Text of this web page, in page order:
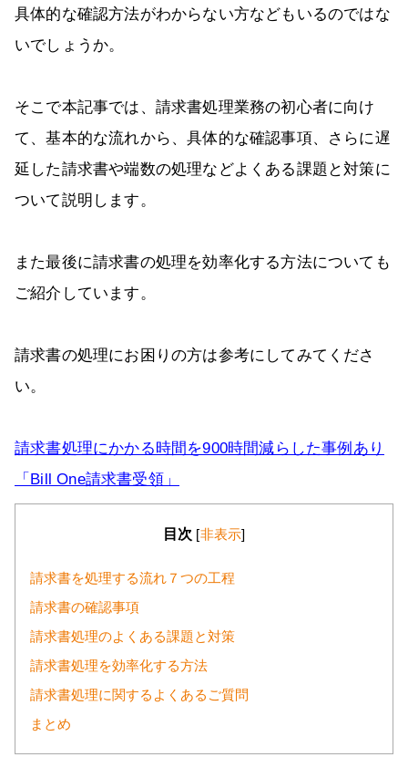
具体的な確認方法がわからない方などもいるのではな
いでしょうか。
そこで本記事では、請求書処理業務の初心者に向け
て、基本的な流れから、具体的な確認事項、さらに遅
延した請求書や端数の処理などよくある課題と対策に
ついて説明します。
また最後に請求書の処理を効率化する方法についても
ご紹介しています。
請求書の処理にお困りの方は参考にしてみてくださ
い。
請求書処理にかかる時間を900時間減らした事例あり
「Bill One請求書受領」
目次 [非表示]
請求書を処理する流れ７つの工程
請求書の確認事項
請求書処理のよくある課題と対策
請求書処理を効率化する方法
請求書処理に関するよくあるご質問
まとめ